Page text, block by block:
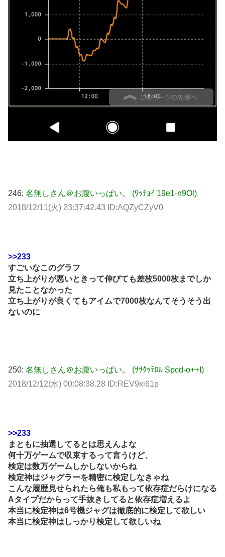
246: 名無しさん＠お腹いっぱい。 (ﾜｯﾁｮｲ 19e1-n9Ol)
2018/12/11(火) 23:37:42.43 ID:AQZyCZyV0
>>233
すごいなこのグラフ
立ち上がりが悪いときって伸びても差枚5000枚までしか
見たことなかった
立ち上がりが良くてもアイムで7000枚なんてそうそう出
ないのに
250: 名無しさん＠お腹いっぱい。 (ｻｻｸｯﾃﾛﾙ Spcd-o++I)
2018/12/12(水) 00:08:38.28 ID:REV9xi61p
>>233
まともに抽選してるとは思えんよな
何十万ゲームで収束するって言うけど、
検定は数万ゲームしかしないからね
検定神はジャグラーを精密に検定しなきゃね
こんな履歴見せられたら俺も私もって依存症だらけになる
Aタイプだからって手抜きしてると依存症増えるよ
本当に検定神は6号機ジャグは徹底的に検定して欲しい
本当に検定神はしっかり検定して欲しいね